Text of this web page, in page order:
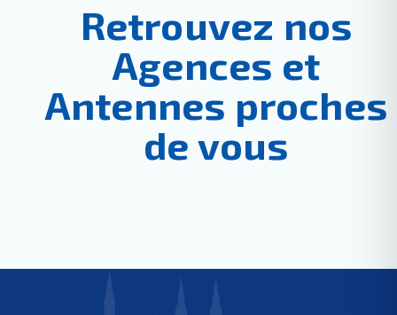
Retrouvez nos
Agences et
Antennes proches
de vous